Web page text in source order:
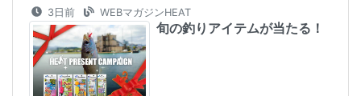
3日前 WEBマガジンHEAT
旬の釣りアイテムが当たる！